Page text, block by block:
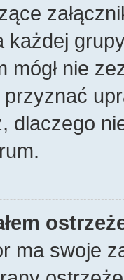
każdej
mógł nie
dlaczego
ma swoje